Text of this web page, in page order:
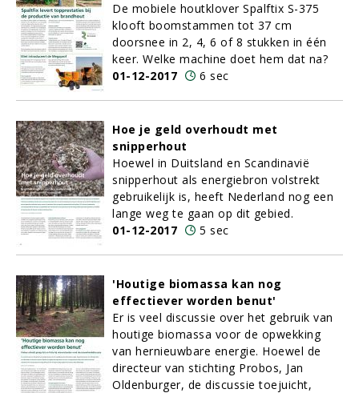
De mobiele houtklover Spalftix S-375
klooft boomstammen tot 37 cm
doorsnee in 2, 4, 6 of 8 stukken in één
keer. Welke machine doet hem dat na?
01-12-2017
6 sec
Hoe je geld overhoudt met
snipperhout
Hoewel in Duitsland en Scandinavië
snipperhout als energiebron volstrekt
gebruikelijk is, heeft Nederland nog een
lange weg te gaan op dit gebied.
01-12-2017
5 sec
'Houtige biomassa kan nog
effectiever worden benut'
Er is veel discussie over het gebruik van
houtige biomassa voor de opwekking
van hernieuwbare energie. Hoewel de
directeur van stichting Probos, Jan
Oldenburger, de discussie toejuicht,